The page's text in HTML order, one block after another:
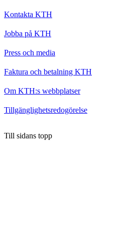
Kontakta KTH
Jobba på KTH
Press och media
Faktura och betalning KTH
Om KTH:s webbplatser
Tillgänglighetsredogörelse
Till sidans topp